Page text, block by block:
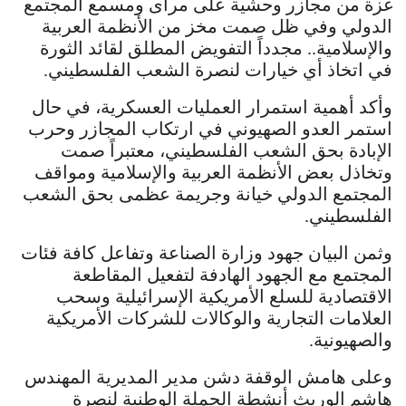
غزة من مجازر وحشية على مرأى ومسمع المجتمع
الدولي وفي ظل صمت مخز من الأنظمة العربية
والإسلامية.. مجدداً التفويض المطلق لقائد الثورة
في اتخاذ أي خيارات لنصرة الشعب الفلسطيني.
وأكد أهمية استمرار العمليات العسكرية، في حال
استمر العدو الصهيوني في ارتكاب المجازر وحرب
الإبادة بحق الشعب الفلسطيني، معتبراً صمت
وتخاذل بعض الأنظمة العربية والإسلامية ومواقف
المجتمع الدولي خيانة وجريمة عظمى بحق الشعب
الفلسطيني.
وثمن البيان جهود وزارة الصناعة وتفاعل كافة فئات
المجتمع مع الجهود الهادفة لتفعيل المقاطعة
الاقتصادية للسلع الأمريكية الإسرائيلية وسحب
العلامات التجارية والوكالات للشركات الأمريكية
والصهيونية.
وعلى هامش الوقفة دشن مدير المديرية المهندس
هاشم الوريث أنشطة الحملة الوطنية لنصرة